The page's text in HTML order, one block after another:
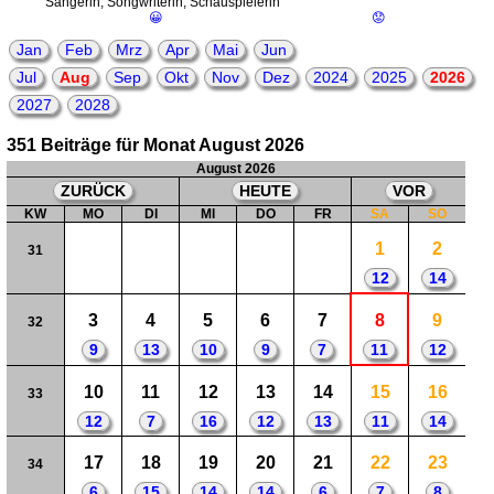
😀
😟
Jan Feb Mrz Apr Mai
Jun
Jul
Aug Sep Okt Nov Dez 2024 2025
2026
2027
2028
351 Beiträge für Monat August 2026
August 2026
ZURÜCK HEUTE VOR
KW MO DI MI DO FR SA SO
31 1
12
2
14
32 3
9
4
13
5
10
6
9
7
7
8
11
9
12
33 10
12
11
7
12
16
13
12
14
13
15
11
16
14
34 17 18 19 20 21 22 23